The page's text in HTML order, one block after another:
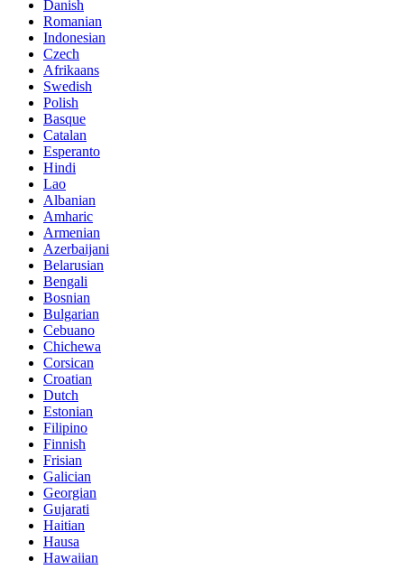
Danish
Romanian
Indonesian
Czech
Afrikaans
Swedish
Polish
Basque
Catalan
Esperanto
Hindi
Lao
Albanian
Amharic
Armenian
Azerbaijani
Belarusian
Bengali
Bosnian
Bulgarian
Cebuano
Chichewa
Corsican
Croatian
Dutch
Estonian
Filipino
Finnish
Frisian
Galician
Georgian
Gujarati
Haitian
Hausa
Hawaiian